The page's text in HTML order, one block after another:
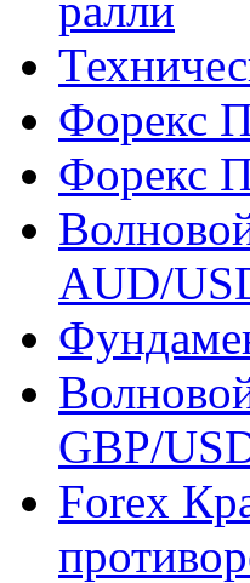
Форекс
Форекс
AUD/
GBP/
Forex